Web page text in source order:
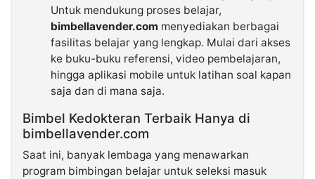
Untuk mendukung proses belajar,
bimbellavender.com menyediakan berbagai
fasilitas belajar yang lengkap. Mulai dari akses
ke buku-buku referensi, video pembelajaran,
hingga aplikasi mobile untuk latihan soal kapan
saja dan di mana saja.
Bimbel Kedokteran Terbaik Hanya di
bimbellavender.com
Saat ini, banyak lembaga yang menawarkan
program bimbingan belajar untuk seleksi masuk